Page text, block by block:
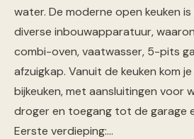
water. De moderne open keuken
diverse inbouwapparatuur,
combi-oven, vaatwasser, 5-pits
afzuigkap. Vanuit de keuken kom
bijkeuken, met aansluitingen voor
droger en toegang tot de garage
Eerste verdieping:…